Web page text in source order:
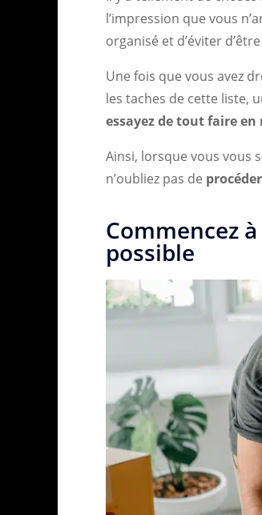
l’impression que vous
organisé et d’éviter
Une fois que vous avez
les taches de cette liste,
essayez de tout faire en
Ainsi, lorsque vous vous
n’oubliez pas de
Commencez
possible